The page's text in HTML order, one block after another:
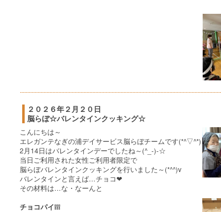
２０２６年２月２０日
脳らぼ☆バレンタインクッキング☆
こんにちは～
エレガンテなぎの浦デイサービス脳らぼチームです(*^▽^*)
2月14日はバレンタインデーでしたね～(^_-)-☆
当日ご利用された女性ご利用者限定で
脳らぼバレンタインクッキングを行いました～(*^^)v
バレンタインと言えば…チョコ❤
その材料は…な・なーんと
チョコパイ❕❕❕